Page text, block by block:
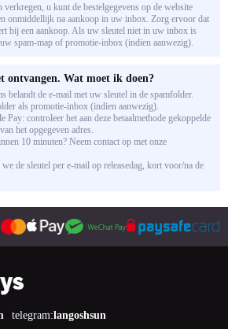
verkregen, u kunt de bestelgegevens op de website
onmiddellijk na aankoop in uw inbox. Zorg ervoor dat
bij een aankoop. Als uw sleutel niet in uw inbox is
spam-map of promotie-inbox (indien aanwezig).
ontvangen. Wat moet ik doen?
belandt de e-mail met uw sleutel in de spamfolder.
als promotie-inbox (indien aanwezig).
controleer het aan deze betaalmethode gekoppelde
het opgegeven adres.
10 minuten? Neem contact op met onze
de sleutel per e-mail op releasedag, kort voor/na de
telegram:langoshsun